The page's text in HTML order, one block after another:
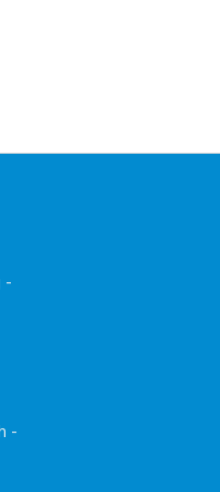
-
-